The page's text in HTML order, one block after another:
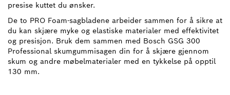
presise kuttet du ønsker.
De to PRO Foam-sagbladene arbeider sammen for å sikre at
du kan skjære myke og elastiske materialer med effektivitet
og presisjon. Bruk dem sammen med Bosch GSG 300
Professional skumgummisagen din for å skjære gjennom
skum og andre møbelmaterialer med en tykkelse på opptil
130 mm.